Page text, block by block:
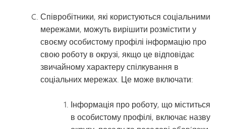
Співробітники, які користуються соціальними
мережами, можуть вирішити розмістити у
своєму особистому профілі інформацію про
свою роботу в окрузі, якщо це відповідає
звичайному характеру спілкування в
соціальних мережах. Це може включати:
Інформація про роботу, що міститься
в особистому профілі, включає назву